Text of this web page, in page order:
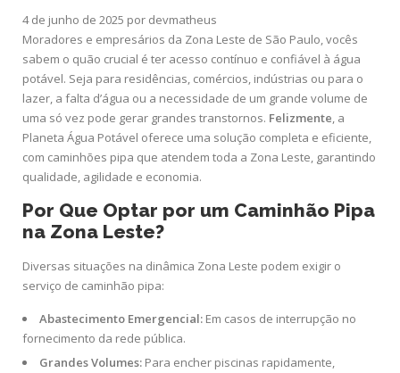
4 de junho de 2025 por devmatheus
Moradores e empresários da Zona Leste de São Paulo, vocês
sabem o quão crucial é ter acesso contínuo e confiável à água
potável. Seja para residências, comércios, indústrias ou para o
lazer, a falta d’água ou a necessidade de um grande volume de
uma só vez pode gerar grandes transtornos. Felizmente, a
Planeta Água Potável oferece uma solução completa e eficiente,
com caminhões pipa que atendem toda a Zona Leste, garantindo
qualidade, agilidade e economia.
Por Que Optar por um Caminhão Pipa
na Zona Leste?
Diversas situações na dinâmica Zona Leste podem exigir o
serviço de caminhão pipa:
Abastecimento Emergencial: Em casos de interrupção no
fornecimento da rede pública.
Grandes Volumes: Para encher piscinas rapidamente,